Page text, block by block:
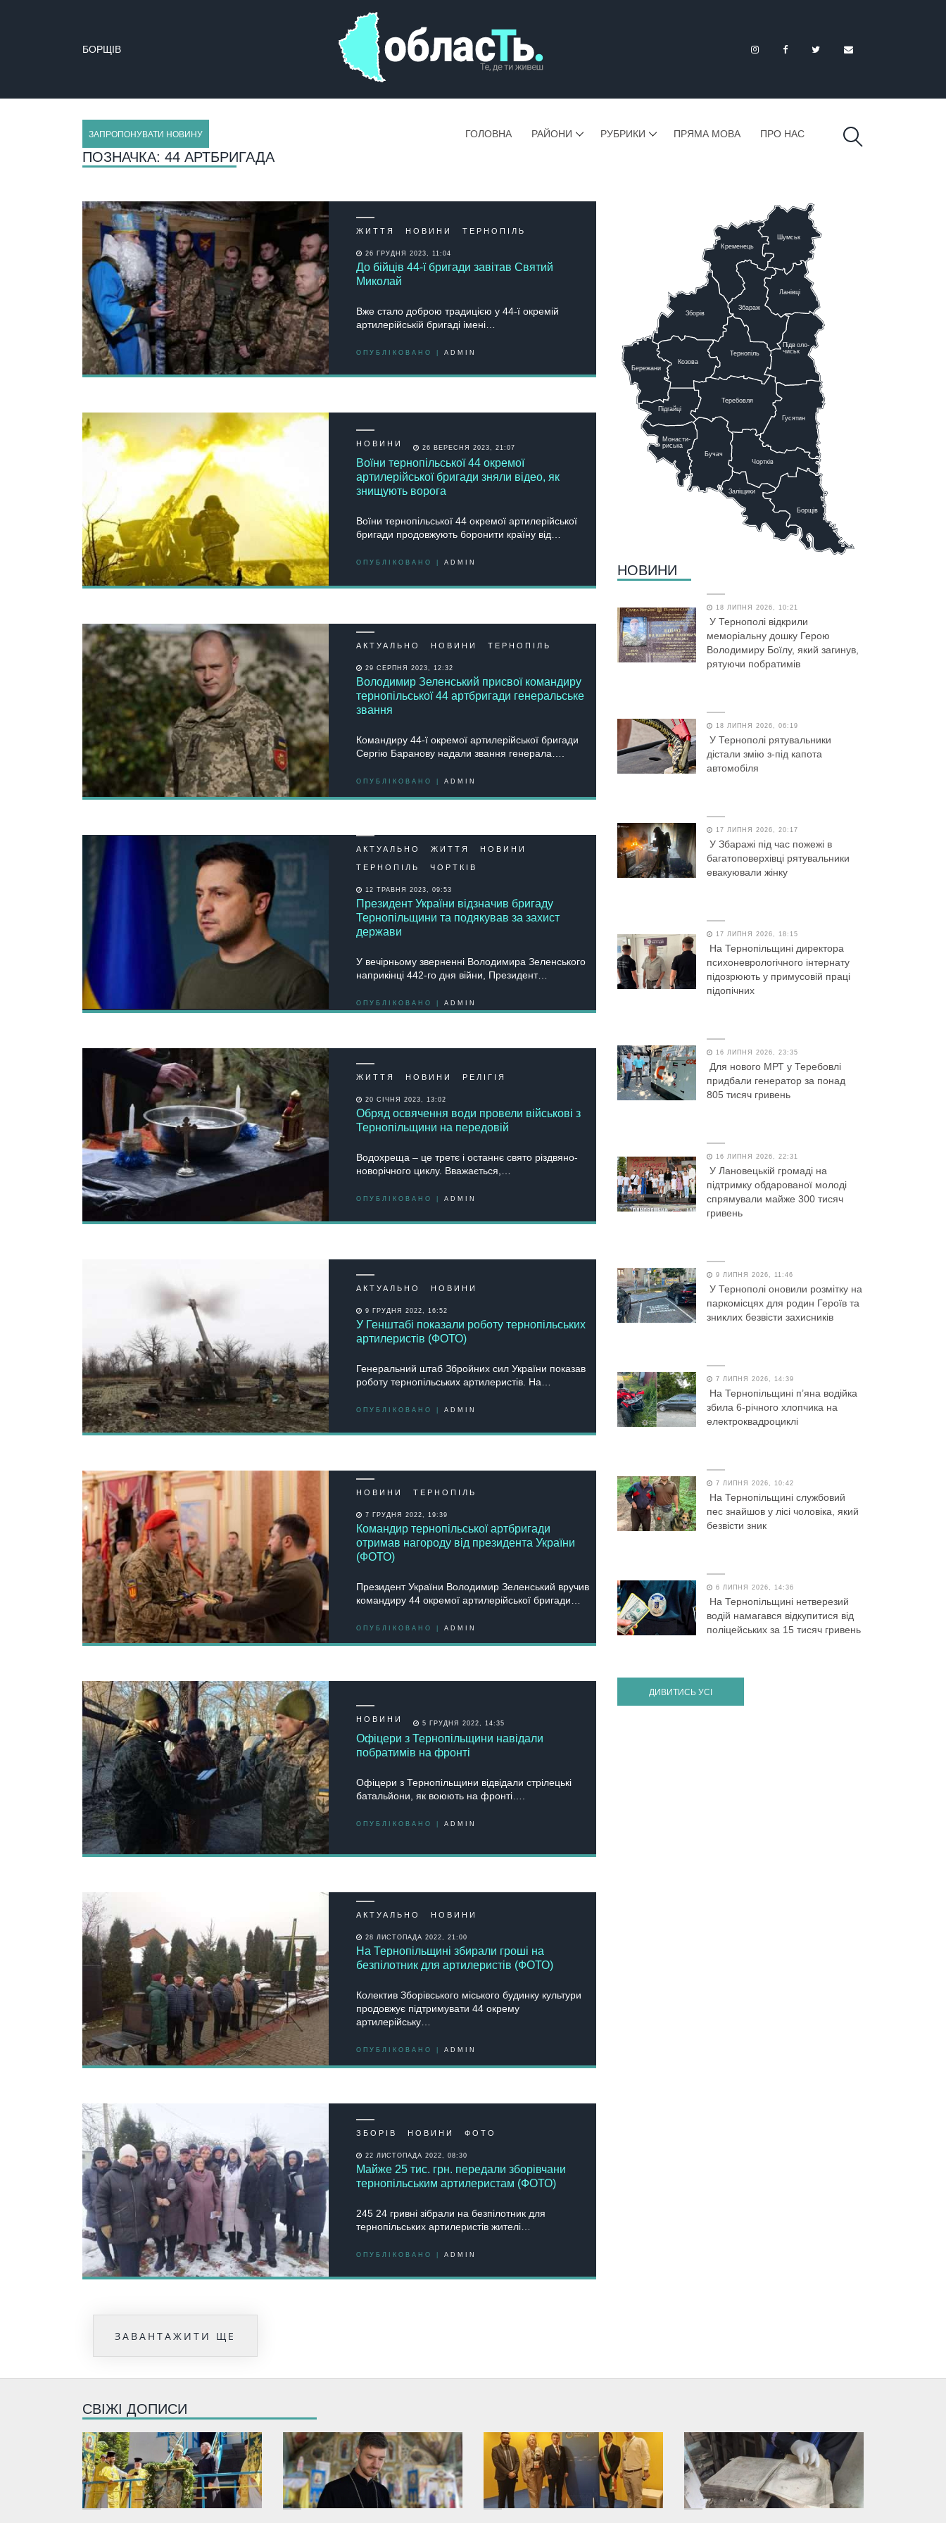
БОРЩІВ
ЗАПРОПОНУВАТИ НОВИНУ ГОЛОВНА РАЙОНИ РУБРИКИ ПРЯМА МОВА ПРО НАС
ПОЗНАЧКА: 44 АРТБРИГАДА
ЖИТТЯ НОВИНИ ТЕРНОПІЛЬ
26 ГРУДНЯ 2023, 11:04
До бійців 44-ї бригади завітав Святий
Миколай
Вже стало доброю традицією у 44-ї окремій
артилерійській бригаді імені…
ОПУБЛІКОВАНО | ADMIN
НОВИНИ 26 ВЕРЕСНЯ 2023, 21:07
Воїни тернопільської 44 окремої
артилерійської бригади зняли відео, як
знищують ворога
Воїни тернопільської 44 окремої артилерійської
бригади продовжують боронити країну від…
ОПУБЛІКОВАНО | ADMIN
АКТУАЛЬНО НОВИНИ ТЕРНОПІЛЬ
29 СЕРПНЯ 2023, 12:32
Володимир Зеленський присвої командиру
тернопільської 44 артбригади генеральське
звання
Командиру 44-ї окремої артилерійської бригади
Сергію Баранову надали звання генерала….
ОПУБЛІКОВАНО | ADMIN
АКТУАЛЬНО ЖИТТЯ НОВИНИ
ТЕРНОПІЛЬ ЧОРТКІВ
12 ТРАВНЯ 2023, 09:53
Президент України відзначив бригаду
Тернопільщини та подякував за захист
держави
У вечірньому зверненні Володимира Зеленського
наприкінці 442-го дня війни, Президент…
ОПУБЛІКОВАНО | ADMIN
ЖИТТЯ НОВИНИ РЕЛІГІЯ
20 СІЧНЯ 2023, 13:02
Обряд освячення води провели військові з
Тернопільщини на передовій
Водохреща – це третє і останнє свято різдвяно-
новорічного циклу. Вважається,…
ОПУБЛІКОВАНО | ADMIN
АКТУАЛЬНО НОВИНИ
9 ГРУДНЯ 2022, 16:52
У Генштабі показали роботу тернопільських
артилеристів (ФОТО)
Генеральний штаб Збройних сил України показав
роботу тернопільських артилеристів. На…
ОПУБЛІКОВАНО | ADMIN
НОВИНИ ТЕРНОПІЛЬ
7 ГРУДНЯ 2022, 19:39
Командир тернопільської артбригади
отримав нагороду від президента України
(ФОТО)
Президент України Володимир Зеленський вручив
командиру 44 окремої артилерійської бригади…
ОПУБЛІКОВАНО | ADMIN
НОВИНИ 5 ГРУДНЯ 2022, 14:35
Офіцери з Тернопільщини навідали
побратимів на фронті
Офіцери з Тернопільщини відвідали стрілецькі
батальйони, як воюють на фронті….
ОПУБЛІКОВАНО | ADMIN
АКТУАЛЬНО НОВИНИ
28 ЛИСТОПАДА 2022, 21:00
На Тернопільщині збирали гроші на
безпілотник для артилеристів (ФОТО)
Колектив Зборівського міського будинку культури
продовжує підтримувати 44 окрему
артилерійську…
ОПУБЛІКОВАНО | ADMIN
ЗБОРІВ НОВИНИ ФОТО
22 ЛИСТОПАДА 2022, 08:30
Майже 25 тис. грн. передали зборівчани
тернопільським артилеристам (ФОТО)
245 24 гривні зібрали на безпілотник для
тернопільських артилеристів жителі…
ОПУБЛІКОВАНО | ADMIN
ЗАВАНТАЖИТИ ЩЕ
Тернопіль
Теребовля
Бучач
Заліщики
Борщів
Чортків
Гусятин
Підволо-
чиськ
Ланівці
Збараж
Шумськ
Кременець
Козова
Бережани
Підгайці
Зборів
Монасти-
риська
НОВИНИ
18 ЛИПНЯ 2026, 10:21
У Тернополі відкрили
меморіальну дошку Герою
Володимиру Боїлу, який загинув,
рятуючи побратимів
18 ЛИПНЯ 2026, 06:19
У Тернополі рятувальники
дістали змію з-під капота
автомобіля
17 ЛИПНЯ 2026, 20:17
У Збаражі під час пожежі в
багатоповерхівці рятувальники
евакуювали жінку
17 ЛИПНЯ 2026, 18:15
На Тернопільщині директора
психоневрологічного інтернату
підозрюють у примусовій праці
підопічних
16 ЛИПНЯ 2026, 23:35
Для нового МРТ у Теребовлі
придбали генератор за понад
805 тисяч гривень
16 ЛИПНЯ 2026, 22:31
У Лановецькій громаді на
підтримку обдарованої молоді
спрямували майже 300 тисяч
гривень
9 ЛИПНЯ 2026, 11:46
У Тернополі оновили розмітку на
паркомісцях для родин Героїв та
зниклих безвісти захисників
7 ЛИПНЯ 2026, 14:39
На Тернопільщині п’яна водійка
збила 6-річного хлопчика на
електроквадроциклі
7 ЛИПНЯ 2026, 10:42
На Тернопільщині службовий
пес знайшов у лісі чоловіка, який
безвісти зник
6 ЛИПНЯ 2026, 14:36
На Тернопільщині нетверезий
водій намагався відкупитися від
поліцейських за 15 тисяч гривень
ДИВИТИСЬ УСІ
СВІЖІ ДОПИСИ